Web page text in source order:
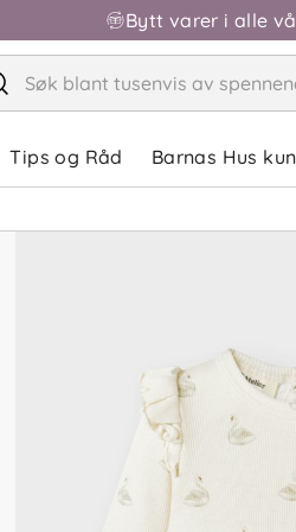
Bytt varer i alle
Tips og Råd Barnas Hus